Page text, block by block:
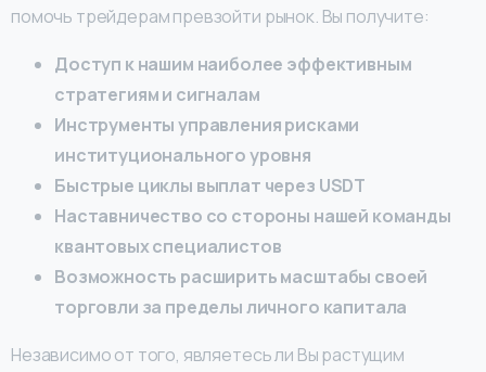
помочь трейдерам превзойти рынок. Вы получите:
Доступ к нашим наиболее эффективным
стратегиям и сигналам
Инструменты управления рисками
институционального уровня
Быстрые циклы выплат через USDT
Наставничество со стороны нашей команды
квантовых специалистов
Возможность расширить масштабы своей
торговли за пределы личного капитала
Независимо от того, являетесь ли Вы растущим